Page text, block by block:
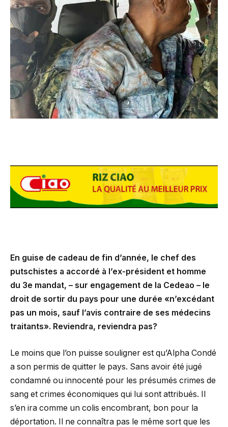
En guise de cadeau de fin d’année, le chef des
putschistes a accordé à l’ex-président et homme
du 3e mandat, – sur engagement de la Cedeao – le
droit de sortir du pays pour une durée «n’excédant
pas un mois, sauf l’avis contraire de ses médecins
traitants». Reviendra, reviendra pas?
Le moins que l’on puisse souligner est qu’Alpha Condé
a son permis de quitter le pays. Sans avoir été jugé
condamné ou innocenté pour les présumés crimes de
sang et crimes économiques qui lui sont attribués. Il
s’en ira comme un colis encombrant, bon pour la
déportation. Il ne connaîtra pas le même sort que les